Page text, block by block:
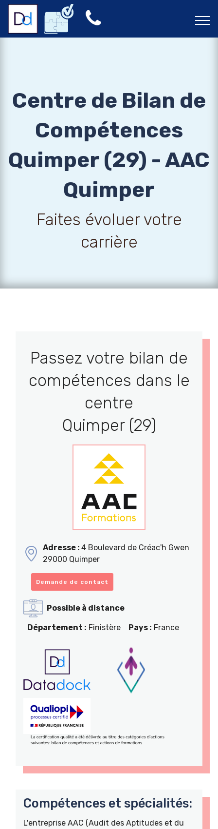
Centre de Bilan de
Compétences
Quimper (29) - AAC
Quimper
Faites évoluer votre
carrière
Passez votre bilan de
compétences dans le
centre
Quimper (29)
Adresse : 4 Boulevard de Créac'h Gwen
29000 Quimper
Demande de contact
Possible à distance
Département : Finistère Pays : France
Compétences et spécialités:
L'entreprise AAC (Audit des Aptitudes et du